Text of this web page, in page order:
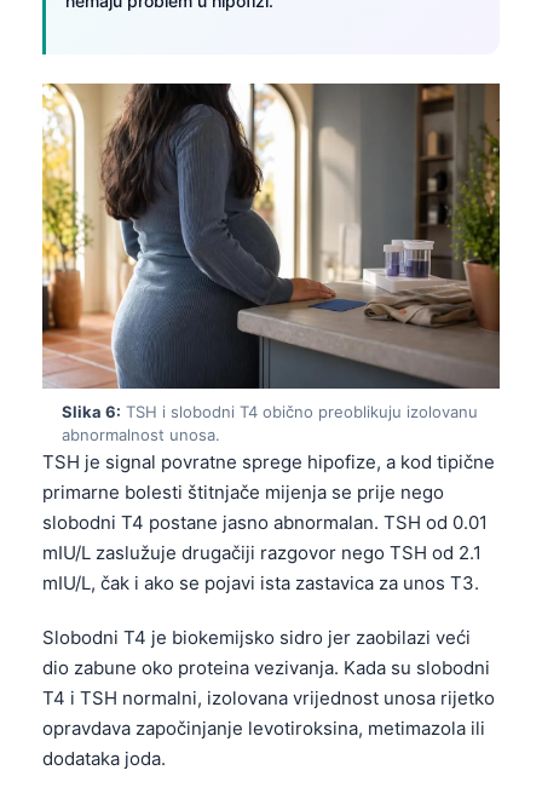
Slika 6: TSH i slobodni T4 obično preoblikuju izolovanu
abnormalnost unosa.
TSH je signal povratne sprege hipofize, a kod tipične
primarne bolesti štitnjače mijenja se prije nego
slobodni T4 postane jasno abnormalan. TSH od 0.01
mIU/L zaslužuje drugačiji razgovor nego TSH od 2.1
mIU/L, čak i ako se pojavi ista zastavica za unos T3.
Slobodni T4 je biokemijsko sidro jer zaobilazi veći
dio zabune oko proteina vezivanja. Kada su slobodni
T4 i TSH normalni, izolovana vrijednost unosa rijetko
opravdava započinjanje levotiroksina, metimazola ili
dodataka joda.